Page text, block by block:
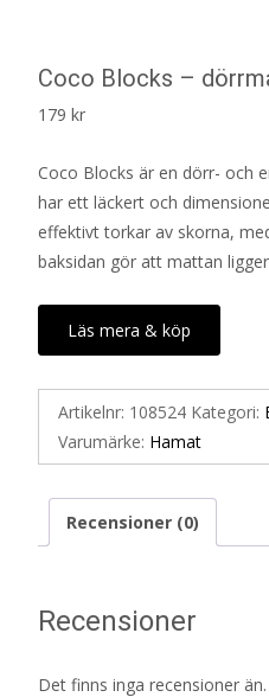
Coco Blocks –
179 kr
Coco Blocks är en dörr- och
har ett läckert och
effektivt torkar av skorna,
baksidan gör att mattan
Läs mera & köp
Artikelnr: 108524 Kategori:
Varumärke: Hamat
Recensioner (0)
Recensioner
Det finns inga recensioner än.